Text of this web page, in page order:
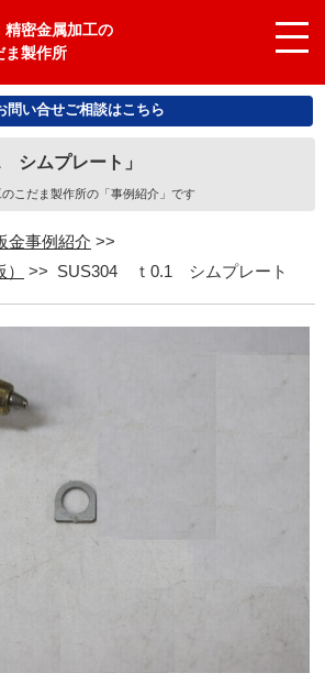
精密金属加工の
ま製作所
問い合せご相談はこちら
ムプレート」
こだま製作所の「事例紹介」です
金事例紹介 >>
>> SUS304 ｔ0.1 シムプレート